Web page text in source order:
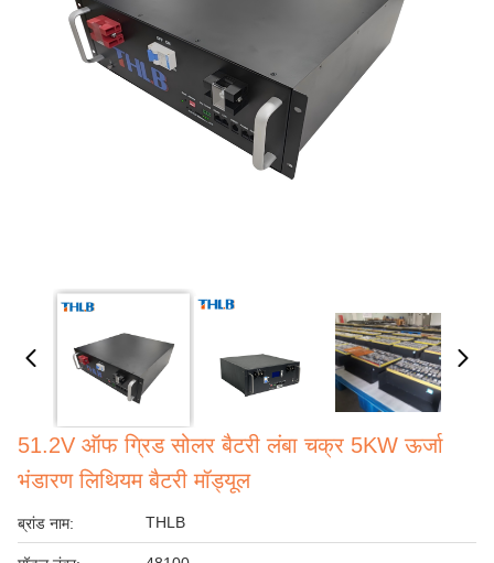
51.2V ऑफ ग्रिड सोलर बैटरी लंबा चक्र 5KW ऊर्जा
भंडारण लिथियम बैटरी मॉड्यूल
ब्रांड नाम: THLB